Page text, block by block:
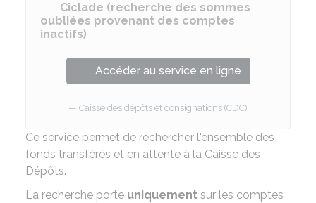
Ciclade (recherche des sommes
oubliées provenant des comptes
inactifs)
Accéder au service en ligne
Caisse des dépôts et consignations (CDC)
Ce service permet de rechercher l'ensemble des
fonds transférés et en attente à la Caisse des
Dépôts.
La recherche porte uniquement sur les comptes